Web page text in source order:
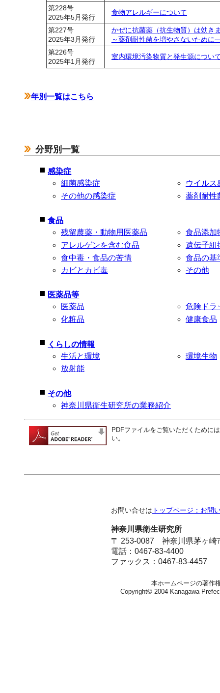
第228号
2025年5月発行
食物アレルギーについて
第227号
2025年3月発行
かぜに抗菌薬（抗生物質）は効き
～薬剤耐性菌を増やさないために
第226号
2025年1月発行
室内環境汚染物質と発生源につい
年別一覧はこちら
分野別一覧
感染症
細菌感染症
その他の感染症
ウイルス
薬剤耐性
食品
残留農薬・動物用医薬品
アレルゲンを含む食品
食中毒・食品の苦情
カビとカビ毒
食品添加
遺伝子組
食品の基
その他
医薬品等
医薬品
化粧品
危険ドラ
健康食品
くらしの情報
生活と環境
放射能
環境生物
その他
神奈川県衛生研究所の業務紹介
PDFファイルをご覧いただくために
い。
お問い合せは トップページ：お問
神奈川県衛生研究所
〒 253-0087 神奈川県茅ヶ崎
電話：0467-83-4400
ファックス：0467-83-4457
本ホームページの著作
Copyright© 2004 Kanagawa